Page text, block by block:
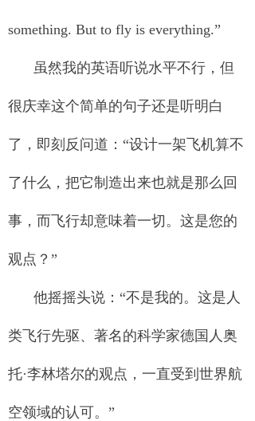
something. But to fly is everything.”
虽然我的英语听说水平不行，但
很庆幸这个简单的句子还是听明白
了，即刻反问道：“设计一架飞机算不
了什么，把它制造出来也就是那么回
事，而飞行却意味着一切。这是您的
观点？”
他摇摇头说：“不是我的。这是人
类飞行先驱、著名的科学家德国人奥
托·李林塔尔的观点，一直受到世界航
空领域的认可。”